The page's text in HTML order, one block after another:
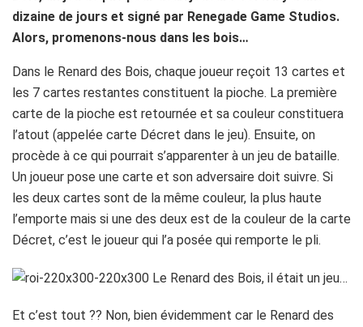
dizaine de jours et signé par Renegade Game Studios.
Alors, promenons-nous dans les bois…
Dans le Renard des Bois, chaque joueur reçoit 13 cartes et
les 7 cartes restantes constituent la pioche. La première
carte de la pioche est retournée et sa couleur constituera
l’atout (appelée carte Décret dans le jeu). Ensuite, on
procède à ce qui pourrait s’apparenter à un jeu de bataille.
Un joueur pose une carte et son adversaire doit suivre. Si
les deux cartes sont de la même couleur, la plus haute
l’emporte mais si une des deux est de la couleur de la carte
Décret, c’est le joueur qui l’a posée qui remporte le pli.
Et c’est tout ?? Non, bien évidemment car le Renard des